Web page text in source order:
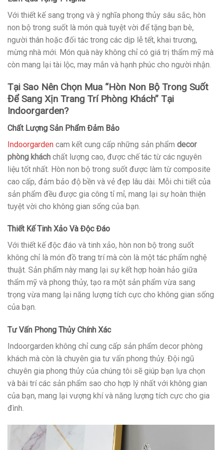
Với thiết kế sang trọng và ý nghĩa phong thủy sâu sắc, hòn
non bộ trong suốt là món quà tuyệt vời để tặng bạn bè,
người thân hoặc đối tác trong các dịp lễ tết, khai trương,
mừng nhà mới. Món quà này không chỉ có giá trị thẩm mỹ mà
còn mang lại tài lộc, may mắn và hạnh phúc cho người nhận.
Tại Sao Nên Chọn Mua “Hòn Non Bộ Trong Suốt
Để Sang Xịn Trang Trí Phòng Khách” Tại
Indoorgarden?
Chất Lượng Sản Phẩm Đảm Bảo
Indoorgarden cam kết cung cấp những sản phẩm decor
phòng khách chất lượng cao, được chế tác từ các nguyên
liệu tốt nhất. Hòn non bộ trong suốt được làm từ composite
cao cấp, đảm bảo độ bền và vẻ đẹp lâu dài. Mỗi chi tiết của
sản phẩm đều được gia công tỉ mỉ, mang lại sự hoàn thiện
tuyệt vời cho không gian sống của bạn.
Thiết Kế Tinh Xảo Và Độc Đáo
Với thiết kế độc đáo và tinh xảo, hòn non bộ trong suốt
không chỉ là món đồ trang trí mà còn là một tác phẩm nghệ
thuật. Sản phẩm này mang lại sự kết hợp hoàn hảo giữa
thẩm mỹ và phong thủy, tạo ra một sản phẩm vừa sang
trọng vừa mang lại năng lượng tích cực cho không gian sống
của bạn.
Tư Vấn Phong Thủy Chính Xác
Indoorgarden không chỉ cung cấp sản phẩm decor phòng
khách mà còn là chuyên gia tư vấn phong thủy. Đội ngũ
chuyên gia phong thủy của chúng tôi sẽ giúp bạn lựa chọn
và bài trí các sản phẩm sao cho hợp lý nhất với không gian
của bạn, mang lại vượng khí và năng lượng tích cực cho gia
đình.